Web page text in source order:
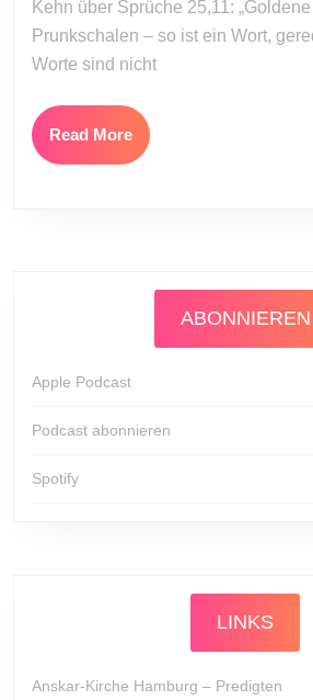
Schalen
Kehn über Sprüche 25,11:
Prunkschalen – so ist ein Wort,
Worte sind nicht
Read MoreRead
More
ABONNIEREN
Apple Podcast
Podcast abonnieren
Spotify
LINKS
Anskar-Kirche Hamburg – Predigten